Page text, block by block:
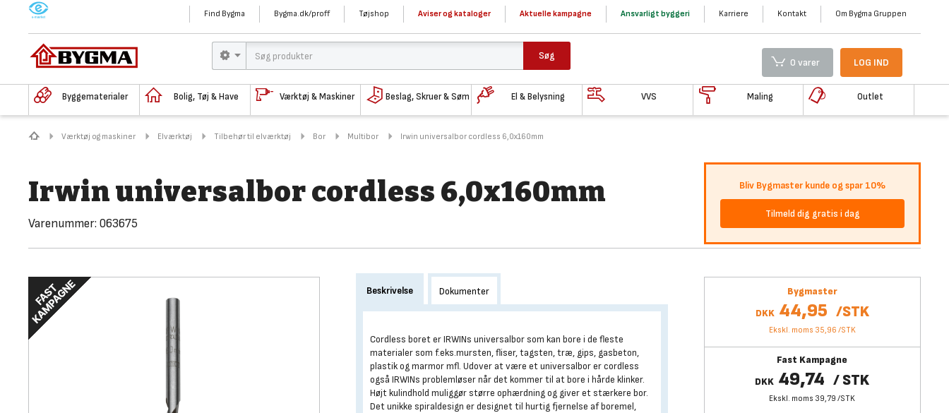
M Find Bygma Bygma.dk/proff Tøjshop Aviser og kataloger Aktuelle kampagne Ansvarligt byggeri Karriere Kontakt Om Bygma Gruppen
Søg
0 varer LOG IND
Byggematerialer Bolig, Tøj & Have Værktøj & Maskiner Beslag, Skruer & Søm El & Belysning VVS Maling Outlet
Værktøj og maskiner Elværktøj Tilbehør til elværktøj Bor Multibor Irwin universalbor cordless 6,0x160mm
Irwin universalbor cordless 6,0x160mm
Varenummer: 063675
Bliv Bygmaster kunde og spar 10%
Tilmeld dig gratis i dag
Bygmaster
DKK 44,95 /STK
Ekskl. moms 35,96 /STK
Fast Kampagne
DKK 49,74 /STK
Ekskl. moms 39,79 /STK
Beskrivelse Dokumenter
Cordless boret er IRWINs universalbor som kan bore i de fleste
materialer som f.eks.mursten, fliser, tagsten, træ, gips, gasbeton,
plastik og marmor mfl. Udover at være et universalbor er cordless
også IRWINs problemløser når det kommer til at bore i hårde klinker.
Højt kulindhold muliggør større ophærdning og giver et stærkere bor.
Det unikke spiraldesign er designet til hurtig fjernelse af boremel,